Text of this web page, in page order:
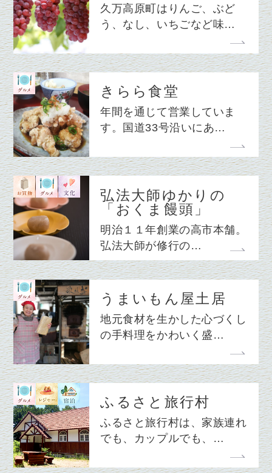
久万高原町はりんご、ぶど
う、なし、いちごなど味…
きらら食堂
年間を通じて営業していま
す。国道33号沿いにあ…
弘法大師ゆかりの
「おくま饅頭」
明治１１年創業の高市本舗。
弘法大師が修行の…
うまいもん屋土居
地元食材を生かした心づくし
の手料理をかわいく盛…
ふるさと旅行村
ふるさと旅行村は、家族連れ
でも、カップルでも、…